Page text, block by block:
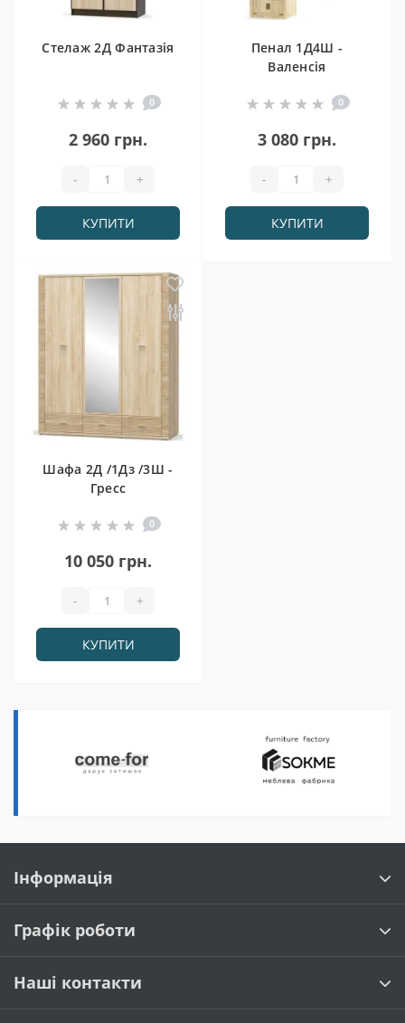
Стелаж 2Д Фантазія
0
2 960 грн.
- +
КУПИТИ
Пенал 1Д4Ш -
Валенсія
0
3 080 грн.
- +
КУПИТИ
Шафа 2Д /1Дз /3Ш -
Гресс
0
10 050 грн.
- +
КУПИТИ
Інформація
Графік роботи
Наші контакти